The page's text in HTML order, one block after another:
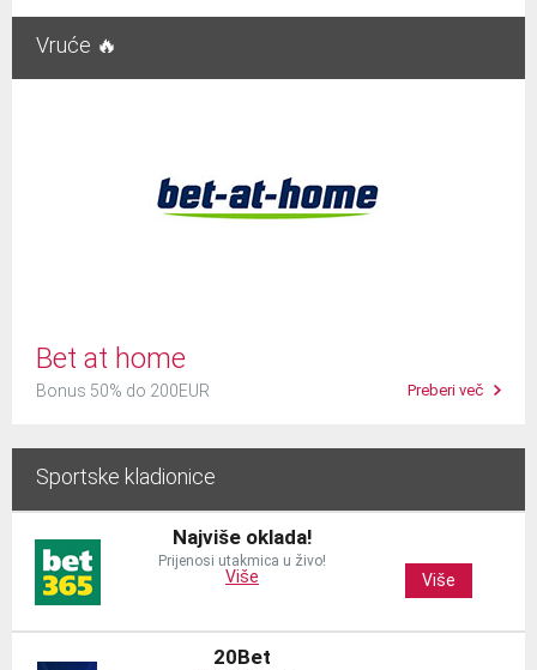
Vruće 🔥
Bet at home
Bonus 50% do 200EUR Preberi več
Sportske kladionice
Najviše oklada!
Prijenosi utakmica u živo!
Više Više
20Bet